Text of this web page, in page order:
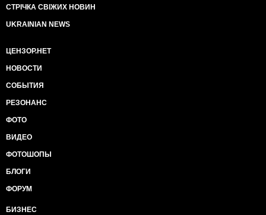
СТРІЧКА СВІЖИХ НОВИН
UKRAINIAN NEWS
ЦЕНЗОР.НЕТ
НОВОСТИ
СОБЫТИЯ
РЕЗОНАНС
ФОТО
ВИДЕО
ФОТОШОПЫ
БЛОГИ
ФОРУМ
БИЗНЕС